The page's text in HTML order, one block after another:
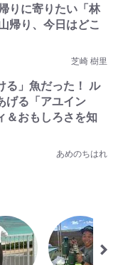
りに寄りたい「林
帰り、今日はどこ
芝崎 樹里
る」魚だった！ ル
げる「アユイン
＆おもしろさを知
あめのちはれ